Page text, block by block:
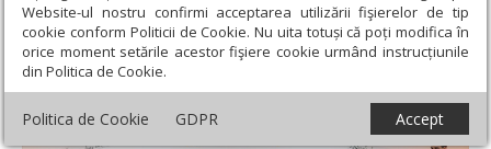
Website-ul nostru confirmi acceptarea utilizării fişierelor de tip
cookie conform Politicii de Cookie. Nu uita totuși că poți modifica în
orice moment setările acestor fişiere cookie urmând instrucțiunile
din Politica de Cookie.
Politica de Cookie GDPR Accept
noastră casă”
„Corul este a doua noastră casă”